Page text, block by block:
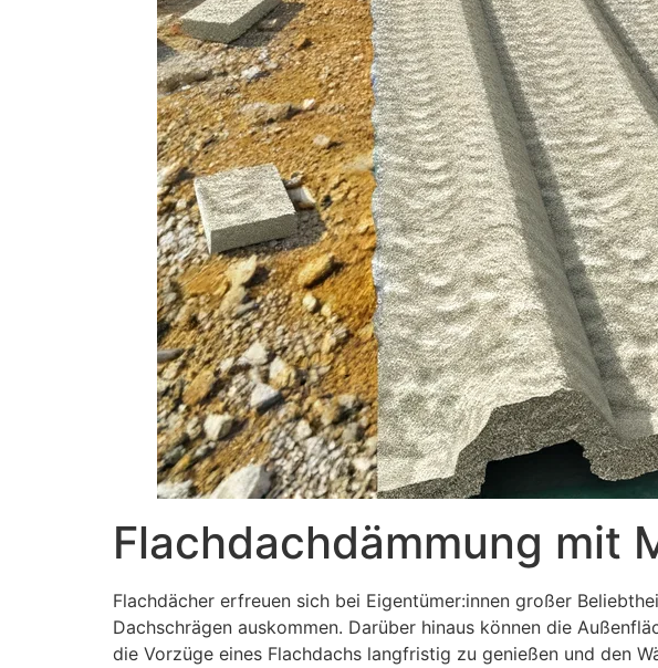
Flachdachdämmung mit
Flachdächer erfreuen sich bei Eigentümer:innen großer
Dachschrägen auskommen. Darüber hinaus können die
die Vorzüge eines Flachdachs langfristig zu genießen und den